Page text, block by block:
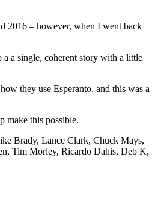
2016 – however, when I went back
a single, coherent story with a little
they use Esperanto, and this was a
make this possible.
Brady, Lance Clark, Chuck Mays,
Tim Morley, Ricardo Dahis, Deb K,